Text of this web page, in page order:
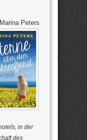
Peters
in der
des